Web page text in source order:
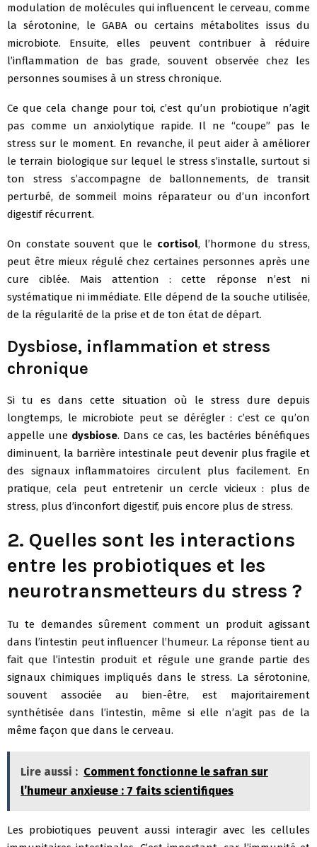
modulation de molécules qui influencent le cerveau, comme
la sérotonine, le GABA ou certains métabolites issus du
microbiote. Ensuite, elles peuvent contribuer à réduire
l’inflammation de bas grade, souvent observée chez les
personnes soumises à un stress chronique.
Ce que cela change pour toi, c’est qu’un probiotique n’agit
pas comme un anxiolytique rapide. Il ne “coupe” pas le
stress sur le moment. En revanche, il peut aider à améliorer
le terrain biologique sur lequel le stress s’installe, surtout si
ton stress s’accompagne de ballonnements, de transit
perturbé, de sommeil moins réparateur ou d’un inconfort
digestif récurrent.
On constate souvent que le cortisol, l’hormone du stress,
peut être mieux régulé chez certaines personnes après une
cure ciblée. Mais attention : cette réponse n’est ni
systématique ni immédiate. Elle dépend de la souche utilisée,
de la régularité de la prise et de ton état de départ.
Dysbiose, inflammation et stress
chronique
Si tu es dans cette situation où le stress dure depuis
longtemps, le microbiote peut se dérégler : c’est ce qu’on
appelle une dysbiose. Dans ce cas, les bactéries bénéfiques
diminuent, la barrière intestinale peut devenir plus fragile et
des signaux inflammatoires circulent plus facilement. En
pratique, cela peut entretenir un cercle vicieux : plus de
stress, plus d’inconfort digestif, puis encore plus de stress.
2. Quelles sont les interactions
entre les probiotiques et les
neurotransmetteurs du stress ?
Tu te demandes sûrement comment un produit agissant
dans l’intestin peut influencer l’humeur. La réponse tient au
fait que l’intestin produit et régule une grande partie des
signaux chimiques impliqués dans le stress. La sérotonine,
souvent associée au bien-être, est majoritairement
synthétisée dans l’intestin, même si elle n’agit pas de la
même façon que dans le cerveau.
Lire aussi : Comment fonctionne le safran sur
l’humeur anxieuse : 7 faits scientifiques
Les probiotiques peuvent aussi interagir avec les cellules